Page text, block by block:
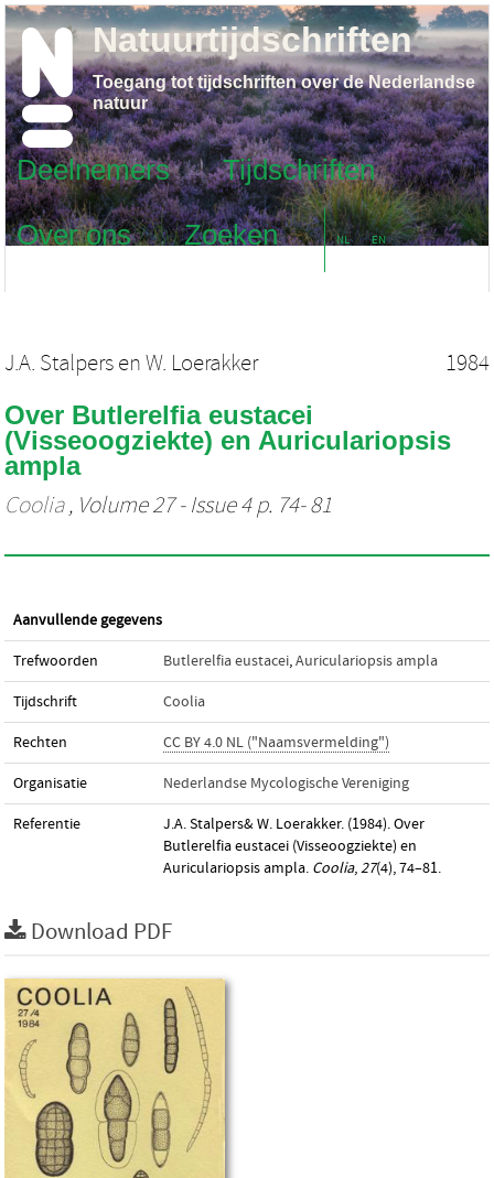
Deelnemers
Tijdschriften
Over ons
Zoeken NL EN
Natuurtijdschriften
Toegang tot tijdschriften over de Nederlandse
natuur
J.A. Stalpers en W. Loerakker 1984
Over Butlerelfia eustacei
(Visseoogziekte) en Auriculariopsis
ampla
Coolia, Volume 27 - Issue 4 p. 74- 81
Aanvullende gegevens
Trefwoorden Butlerelfia eustacei,Auriculariopsis ampla
Tijdschrift Coolia
Rechten CC BY 4.0 NL ("Naamsvermelding")
Organisatie Nederlandse Mycologische Vereniging
Referentie
J.A. Stalpers& W. Loerakker. (1984). Over
Butlerelfia eustacei (Visseoogziekte) en
Auriculariopsis ampla. Coolia,27(4), 74–81.
Download PDF